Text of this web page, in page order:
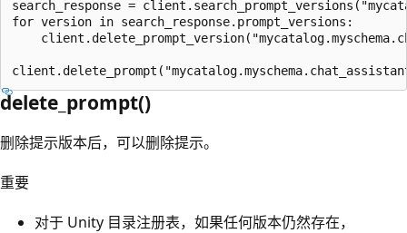
search_response =
for version in search_response.prompt_versions:
delete_prompt()
删除提示版本后，可以删除提示。
重要
对于 Unity 目录注册表，如果任何版本仍然存在，